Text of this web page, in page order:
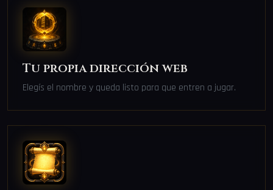
Tu propia dirección web
Elegís el nombre y queda listo para que entren a jugar.